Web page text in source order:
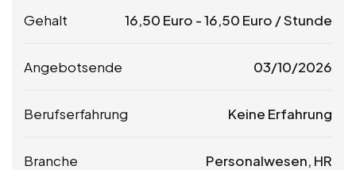
Gehalt 16,50 Euro -16,50 Euro / Stunde
Angebotsende 03/10/2026
Berufserfahrung Keine Erfahrung
Branche Personalwesen, HR